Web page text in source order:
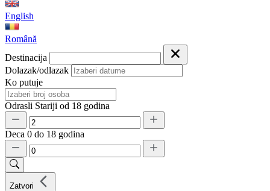
English
Română
Destinacija
Dolazak/odlazak
Ko putuje
Odrasli Stariji od 18 godina
Deca 0 do 18 godina
Zatvori